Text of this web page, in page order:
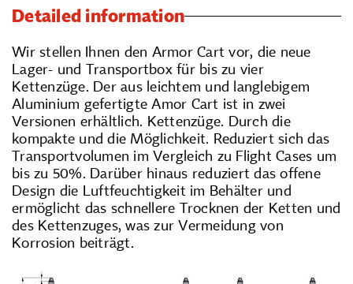
Detailed information
Wir stellen Ihnen den Armor Cart vor, die neue
Lager- und Transportbox für bis zu vier
Kettenzüge. Der aus leichtem und langlebigem
Aluminium gefertigte Amor Cart ist in zwei
Versionen erhältlich. Kettenzüge. Durch die
kompakte und die Möglichkeit. Reduziert sich das
Transportvolumen im Vergleich zu Flight Cases um
bis zu 50%. Darüber hinaus reduziert das offene
Design die Luftfeuchtigkeit im Behälter und
ermöglicht das schnellere Trocknen der Ketten und
des Kettenzuges, was zur Vermeidung von
Korrosion beiträgt.